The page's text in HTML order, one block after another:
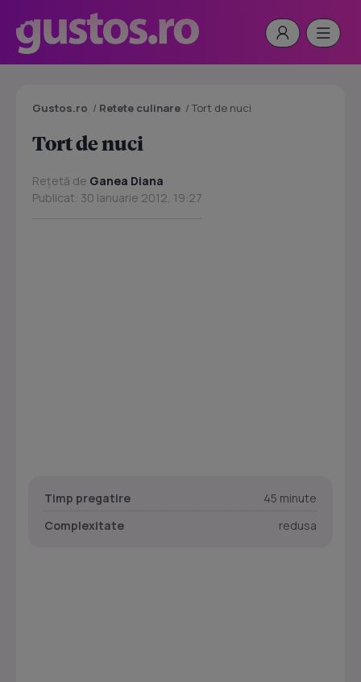
Gustos.ro / Retete culinare /Tort de nuci
Tort de nuci
Rețetă de Ganea Diana
Publicat: 30 Ianuarie 2012, 19:27
Timp pregatire
45 minute
Complexitate
redusa